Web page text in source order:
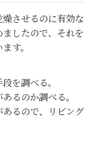
させるのに有効な
したので、それを
す。
を調べる。
るのか調べる。
るので、リビング